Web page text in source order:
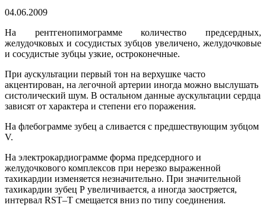
04.06.2009
На рентгенопимограмме количество предсердных,
желудочковых и сосудистых зубцов увеличено, желудочковые
и сосудистые зубцы узкие, остроконечные.
При аускультации первый тон на верхушке часто
акцентирован, на легочной артерии иногда можно выслушать
систолический шум. В остальном данные аускультации сердца
зависят от характера и степени его поражения.
На флебограмме зубец а сливается с предшествующим зубцом
V.
На электрокардиограмме форма предсердного и
желудочкового комплексов при нерезко выраженной
тахикардии изменяется незначительно. При значительной
тахикардии зубец Р увеличивается, а иногда заостряется,
интервал RST–Т смещается вниз по типу соединения.